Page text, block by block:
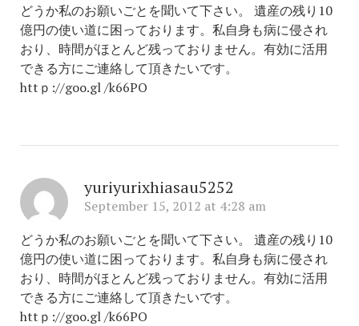
どうか私のお願いごとを聞いて下さい。 遺産の残り10
億円の使い道に困っております。私自身も病に侵され
おり、時間がほとんど残っておりません。有効に活用
できる方にご連絡して頂きたいです。
httｐ://goo.gl /k66PO
yuriyurixhiasau5252
September 15, 2012 at 4:28 am
どうか私のお願いごとを聞いて下さい。 遺産の残り10
億円の使い道に困っております。私自身も病に侵され
おり、時間がほとんど残っておりません。有効に活用
できる方にご連絡して頂きたいです。
httｐ://goo.gl /k66PO